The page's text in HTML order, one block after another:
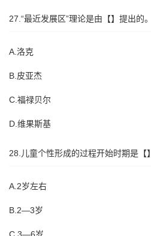
27.“最近发展区”理论是由【】提出的。
A.洛克
B.皮亚杰
C.福禄贝尔
D.维果斯基
28.儿童个性形成的过程开始时期是【】
A.2岁左右
B.2—3岁